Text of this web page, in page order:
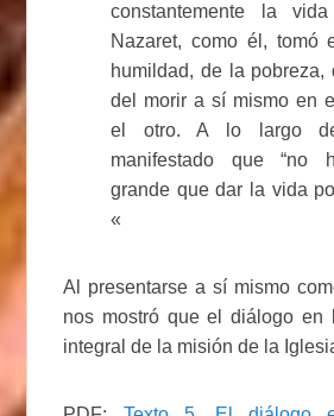
constantemente la
Nazaret, como él, tomó
humildad, de la pobreza,
del morir a sí mismo en
el otro. A lo largo
manifestado que “no
grande que dar la vida
«
Al presentarse a sí mismo
nos mostró que el diálogo en
integral de la misión de la